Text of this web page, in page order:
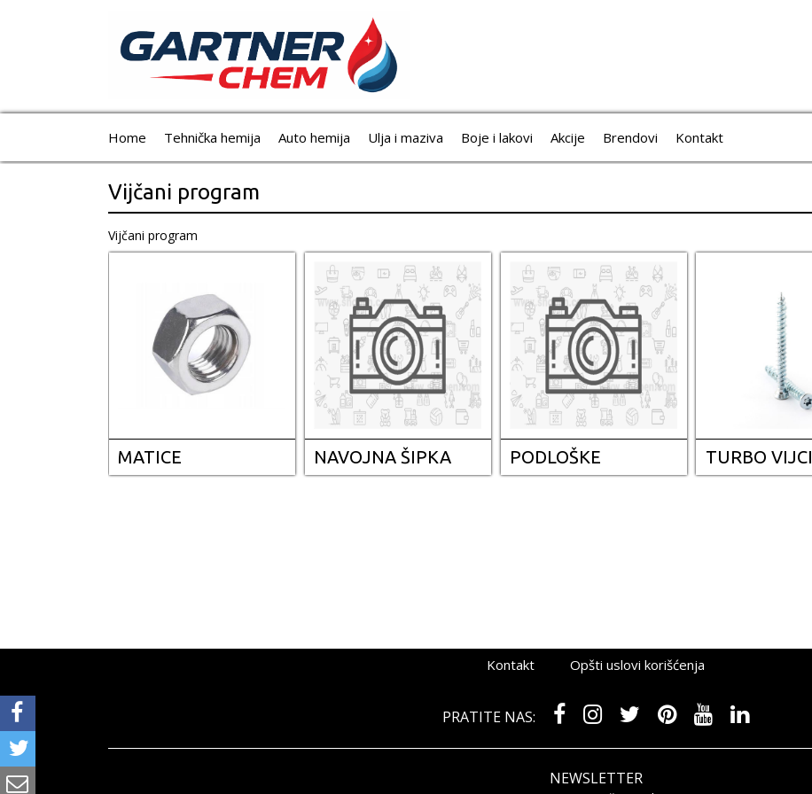
Home Tehnička hemija Auto hemija Ulja i maziva Boje i lakovi Akcije Brendovi Kontakt
Vijčani program
Vijčani program
MATICE NAVOJNA ŠIPKA PODLOŠKE TURBO VIJCI
Kontakt Opšti uslovi korišćenja
PRATITE NAS:
NEWSLETTER